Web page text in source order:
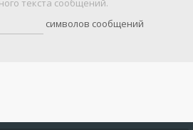
символов сообщений